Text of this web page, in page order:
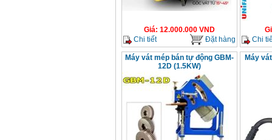
Giá: 12.000.000 VND
Chi tiết
Đặt hàng
Chi
Máy vát mép bán tự động GBM-
12D (1.5KW)
Máy